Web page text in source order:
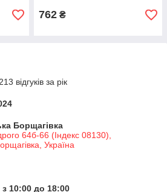
762 ₴
відгуків за рік
Борщагівка
64б-66 (Індекс 08130),
Україна
10:00 до 18:00